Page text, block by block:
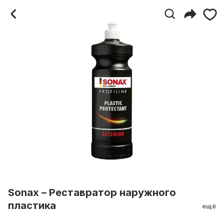
Sonax – Реставратор
Sonax – Реставратор наружного
пластика
ещё